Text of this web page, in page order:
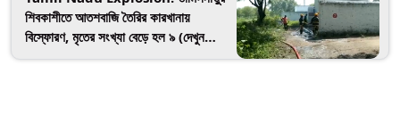
শিবকাশীতে আতশবাজি তৈরির কারখানায়
বিস্ফোরণ, মৃতের সংখ্যা বেড়ে হল ৯ (দেখুন